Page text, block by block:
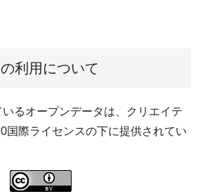
利用について
るオープンデータは、クリエイテ
国際ライセンスの下に提供されてい